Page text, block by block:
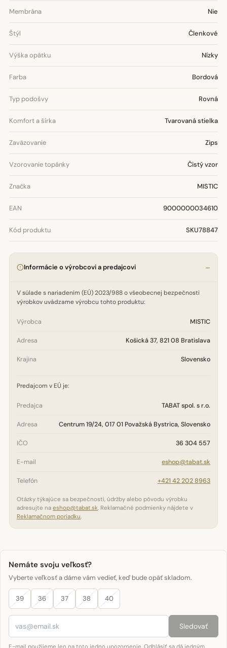
Membrána Nie
Štýl Členkové
Výška opätku Nízky
Farba Bordová
Typ podošvy Rovná
Komfort a šírka Tvarovaná stielka
Zaväzovanie Zips
Vzorovanie topánky Čistý vzor
Značka MISTIC
EAN 9000000034610
Kód produktu SKU78847
Informácie o výrobcovi a predajcovi
V súlade s nariadením (EÚ) 2023/988 o všeobecnej bezpečnosti
výrobkov uvádzame výrobcu tohto produktu:
Výrobca MISTIC
Adresa Košická 37, 821 08 Bratislava
Krajina Slovensko
Predajcom v EÚ je:
Predajca TABAT spol. s r.o.
Adresa Centrum 19/24, 017 01 Považská Bystrica, Slovensko
IČO 36 304 557
E-mail eshop@tabat.sk
Telefón +421 42 202 8963
Otázky týkajúce sa bezpečnosti, údržby alebo pôvodu výrobku
adresujte na eshop@tabat.sk. Reklamačné podmienky nájdete v
Reklamačnom poriadku.
Nemáte svoju veľkosť?
Vyberte veľkosť a dáme vám vedieť, keď bude opäť skladom.
39 36 37 38 40
Sledovať